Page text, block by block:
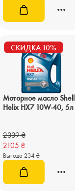
СКИДКА 10%
Моторное масло Shell
Helix HX7 10W-40, 5л
2339₴
2105 ₴
Выгода 234 ₴